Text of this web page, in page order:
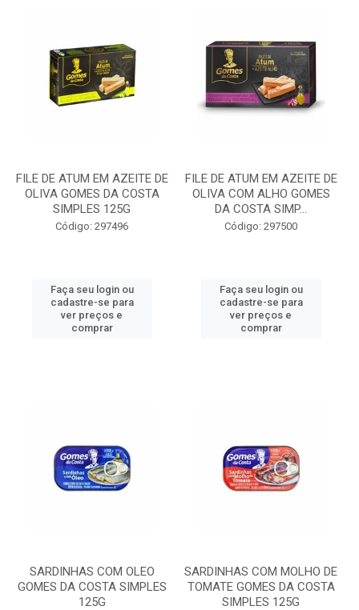
FILE DE ATUM EM AZEITE DE
OLIVA GOMES DA COSTA
SIMPLES 125G
Código: 297496
Faça seu login ou
cadastre-se para
ver preços e
comprar
FILE DE ATUM EM AZEITE DE
OLIVA COM ALHO GOMES
DA COSTA SIMP...
Código: 297500
Faça seu login ou
cadastre-se para
ver preços e
comprar
SARDINHAS COM OLEO
GOMES DA COSTA SIMPLES
125G
SARDINHAS COM MOLHO DE
TOMATE GOMES DA COSTA
SIMPLES 125G